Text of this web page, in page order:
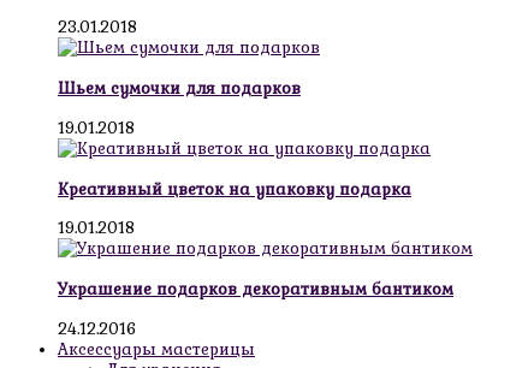
23.01.2018
Шьем сумочки для подарков
19.01.2018
Креативный цветок на упаковку подарка
19.01.2018
Украшение подарков декоративным бантиком
24.12.2016
Аксессуары мастерицы